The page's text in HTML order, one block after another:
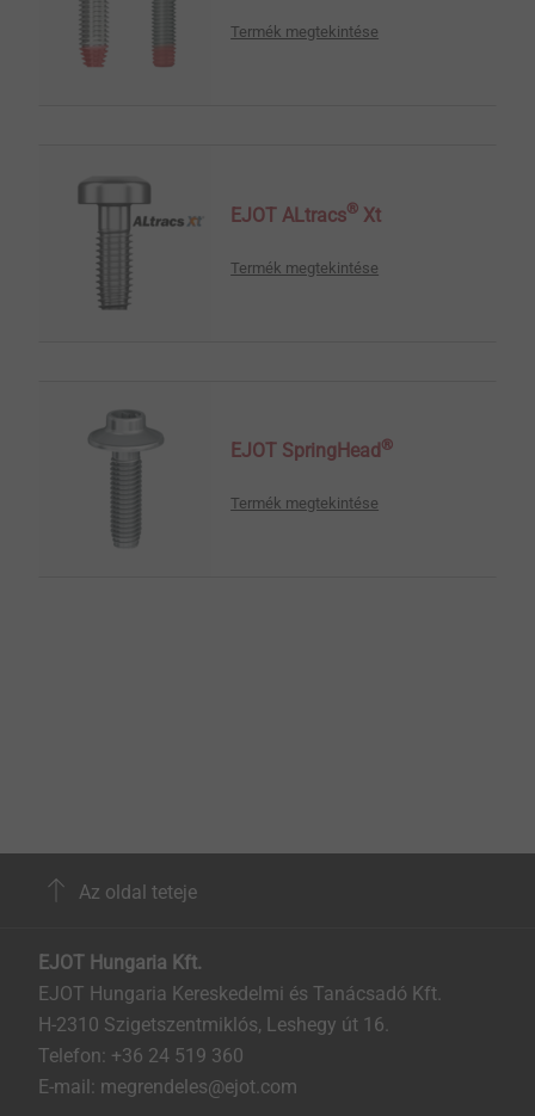
Termék megtekintése
EJOT ALtracs® Xt
Termék megtekintése
EJOT SpringHead ®
Termék megtekintése
Az oldal teteje
EJOT Hungaria Kft.
EJOT Hungaria Kereskedelmi és Tanácsadó Kft.
H-2310 Szigetszentmiklós, Leshegy út 16.
Telefon: +36 24 519 360
E-mail: megrendeles@ejot.com